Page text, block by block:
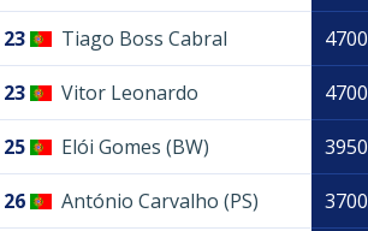
23 Tiago Boss Cabral 4700
23 Vitor Leonardo 4700
25 Elói Gomes (BW) 3950
26 António Carvalho (PS) 3700